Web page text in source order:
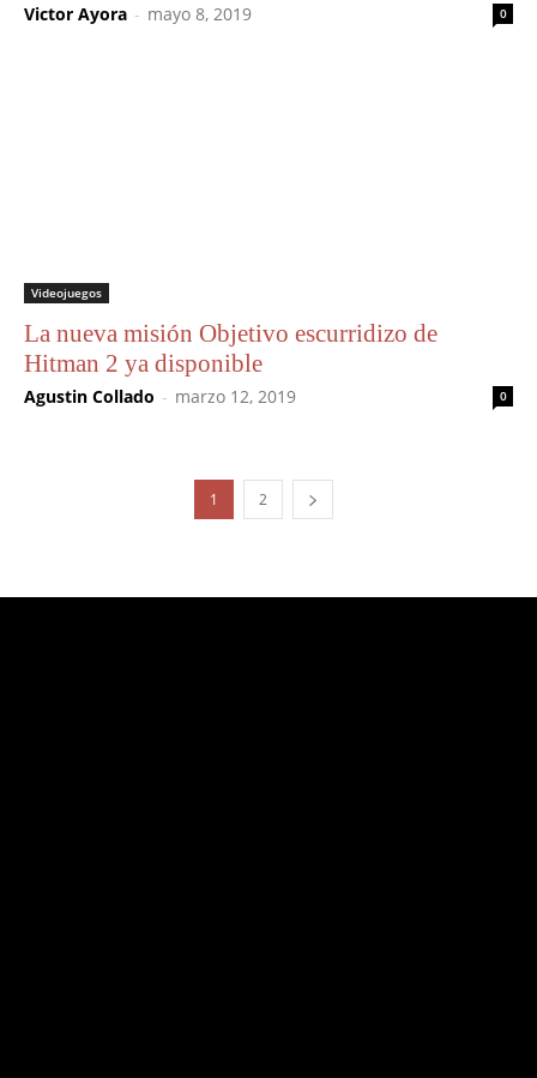
Victor Ayora - mayo 8, 2019 0
Videojuegos
La nueva misión Objetivo escurridizo de
Hitman 2 ya disponible
Agustin Collado - marzo 12, 2019 0
1 2